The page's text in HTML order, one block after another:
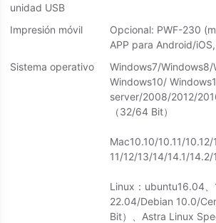
unidad USB
Impresión móvil
Opcional: PWF-230
APP para Android/
Sistema operativo
Windows7/Windows8/
Windows10/
server/2008/2012/
（32/64 Bit）
Mac10.10/10.11/
11/12/13/14/14.1/14.2/
Linux：ubuntu16.04、
22.04/Debian 10.0/
Bit）、Astra Linux